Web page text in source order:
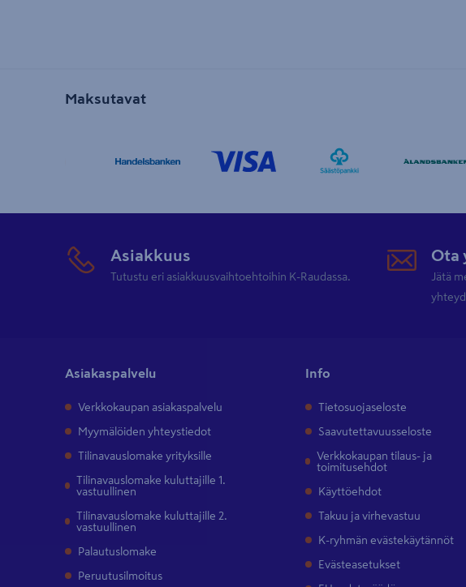
Maksutavat
Asiakkuus
Tutustu eri asiakkuusvaihtoehtoihin K-Raudassa.
Ota
Jätä
Asiakaspalvelu
Verkkokaupan asiakaspalvelu
Myymälöiden yhteystiedot
Tilinavauslomake yrityksille
Tilinavauslomake kuluttajille 1.
vastuullinen
Tilinavauslomake kuluttajille 2.
vastuullinen
Palautuslomake
Peruutusilmoitus
Info
Tietosuojaseloste
Saavutettavuusseloste
Verkkokaupan tilaus- ja
toimitusehdot
Käyttöehdot
Takuu ja virhevastuu
K-ryhmän evästekäytännöt
Evästeasetukset